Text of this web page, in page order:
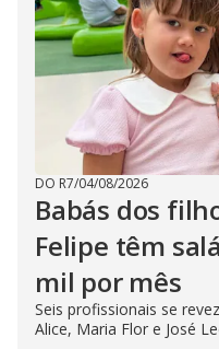
DO R7/04/08/2026
Babás dos
Felipe têm
mil por mês
Seis profissionais se
Alice, Maria Flor e José